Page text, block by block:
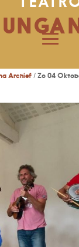
Archief/ Zo 04